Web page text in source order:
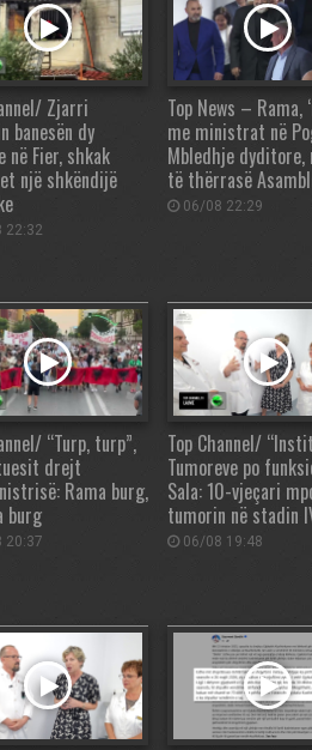
Zjarri
banesën dy
në Fier, shkak
një shkëndijë
Top News – Rama,
me ministrat në
Mbledhje dyditore,
të thërrasë
06/08 22:29
“Turp, turp”,
drejt
Rama burg,
burg
20:37
Top Channel/
Tumoreve po
Sala: 10-vjeçari
tumorin në stadin
06/08 19:48